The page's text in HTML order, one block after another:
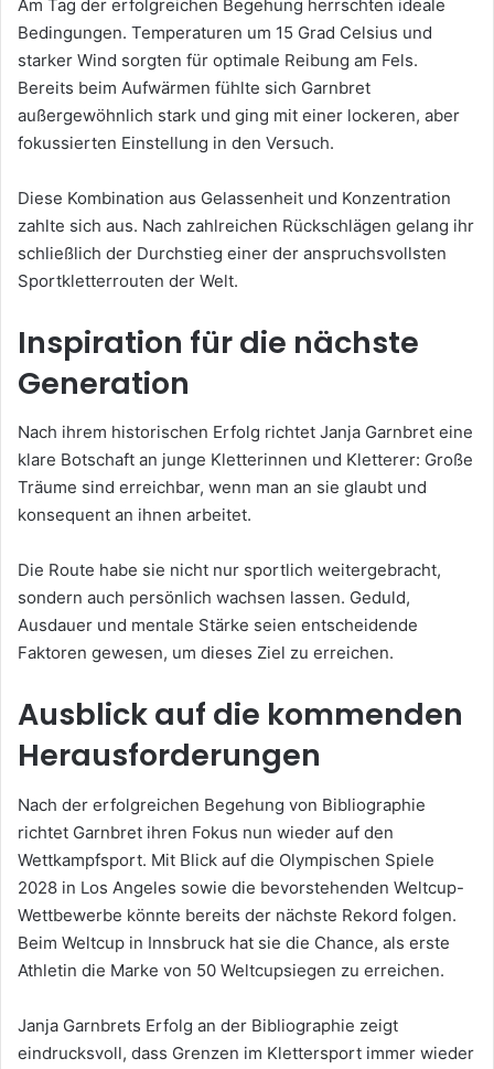
Am Tag der erfolgreichen Begehung herrschten ideale
Bedingungen. Temperaturen um 15 Grad Celsius und
starker Wind sorgten für optimale Reibung am Fels.
Bereits beim Aufwärmen fühlte sich Garnbret
außergewöhnlich stark und ging mit einer lockeren, aber
fokussierten Einstellung in den Versuch.
Diese Kombination aus Gelassenheit und Konzentration
zahlte sich aus. Nach zahlreichen Rückschlägen gelang ihr
schließlich der Durchstieg einer der anspruchsvollsten
Sportkletterrouten der Welt.
Inspiration für die nächste
Generation
Nach ihrem historischen Erfolg richtet Janja Garnbret eine
klare Botschaft an junge Kletterinnen und Kletterer: Große
Träume sind erreichbar, wenn man an sie glaubt und
konsequent an ihnen arbeitet.
Die Route habe sie nicht nur sportlich weitergebracht,
sondern auch persönlich wachsen lassen. Geduld,
Ausdauer und mentale Stärke seien entscheidende
Faktoren gewesen, um dieses Ziel zu erreichen.
Ausblick auf die kommenden
Herausforderungen
Nach der erfolgreichen Begehung von Bibliographie
richtet Garnbret ihren Fokus nun wieder auf den
Wettkampfsport. Mit Blick auf die Olympischen Spiele
2028 in Los Angeles sowie die bevorstehenden Weltcup-
Wettbewerbe könnte bereits der nächste Rekord folgen.
Beim Weltcup in Innsbruck hat sie die Chance, als erste
Athletin die Marke von 50 Weltcupsiegen zu erreichen.
Janja Garnbrets Erfolg an der Bibliographie zeigt
eindrucksvoll, dass Grenzen im Klettersport immer wieder